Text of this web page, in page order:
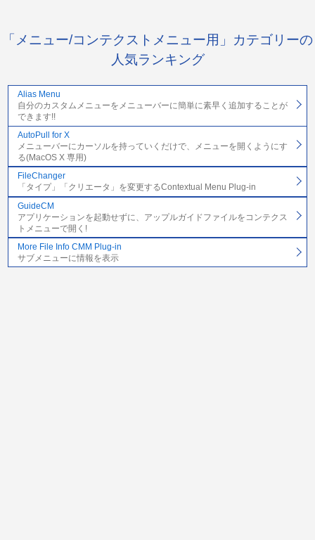
「メニュー/コンテクストメニュー用」カテゴリーの
人気ランキング
Alias Menu
自分のカスタムメニューをメニューバーに簡単に素早く追加することが
できます!!
AutoPull for X
メニューバーにカーソルを持っていくだけで、メニューを開くようにす
る(MacOS X 専用)
FileChanger
「タイプ」「クリエータ」を変更するContextual Menu Plug-in
GuideCM
アプリケーションを起動せずに、アップルガイドファイルをコンテクス
トメニューで開く!
More File Info CMM Plug-in
サブメニューに情報を表示